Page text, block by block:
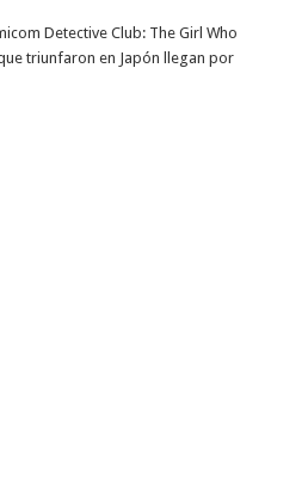
Detective Club: The Girl Who
triunfaron en Japón llegan por